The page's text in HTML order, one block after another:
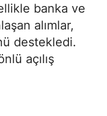
banka ve
alımlar,
destekledi.
açılış